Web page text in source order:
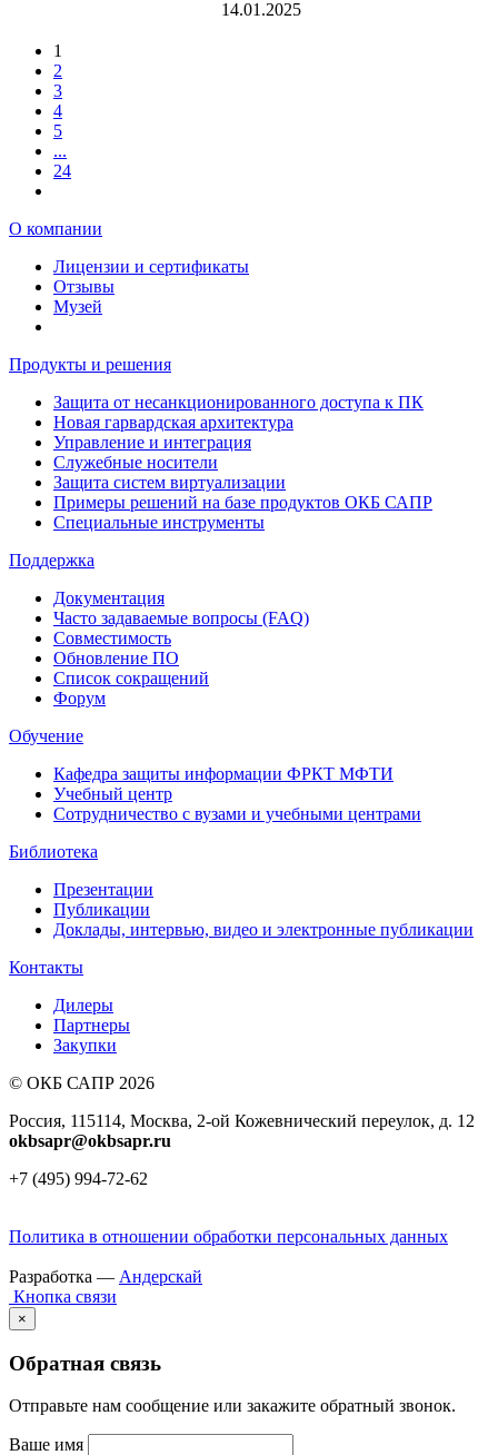
14.01.2025
1
2
3
4
5
...
24
О компании
Лицензии и сертификаты
Отзывы
Музей
Продукты и решения
Защита от несанкционированного доступа к ПК
Новая гарвардская архитектура
Управление и интеграция
Служебные носители
Защита систем виртуализации
Примеры решений на базе продуктов ОКБ САПР
Специальные инструменты
Поддержка
Документация
Часто задаваемые вопросы (FAQ)
Совместимость
Обновление ПО
Список сокращений
Форум
Обучение
Кафедра защиты информации ФРКТ МФТИ
Учебный центр
Сотрудничество с вузами и учебными центрами
Библиотека
Презентации
Публикации
Доклады, интервью, видео и электронные публикации
Контакты
Дилеры
Партнеры
Закупки
© ОКБ САПР 2026
Россия, 115114, Москва, 2-ой Кожевнический переулок, д. 12
okbsapr@okbsapr.ru
+7 (495) 994-72-62
Политика в отношении обработки персональных данных
Разработка — Андерскай
Кнопка связи
×
Обратная связь
Отправьте нам сообщение или закажите обратный звонок.
Ваше имя